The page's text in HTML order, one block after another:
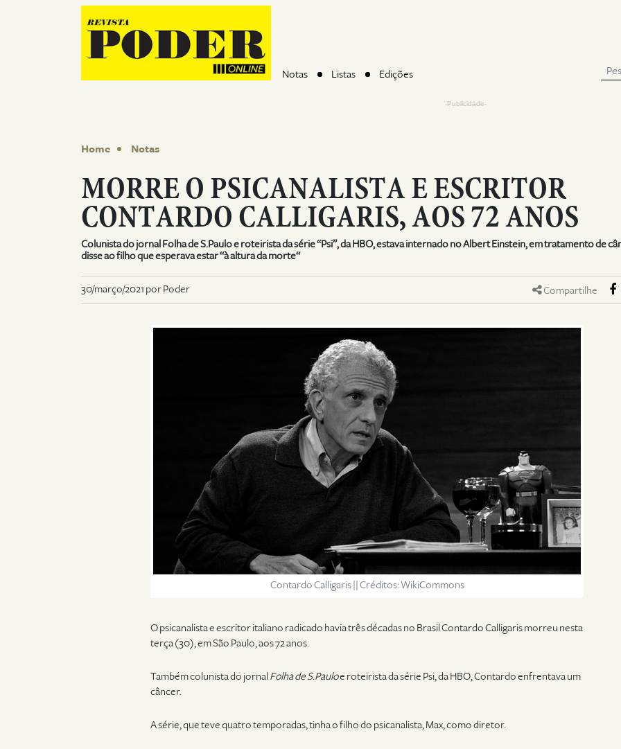
Notas Listas Edições
-Publicidade-
Home Notas
MORRE O PSICANALISTA E ESCRITOR
CONTARDO CALLIGARIS, AOS 72 ANOS
Colunista do jornal Folha de S.Paulo e roteirista da série “Psi”, da HBO, estava internado no Albert Einstein, em tratamento de
disse ao filho que esperava estar “à altura da morte“
30/março/2021 por Poder Compartilhe
Contardo Calligaris || Créditos: WikiCommons
O psicanalista e escritor italiano radicado havia três décadas no Brasil Contardo Calligaris morreu nesta
terça (30), em São Paulo, aos 72 anos.
Também colunista do jornal Folha de S.Pauloe roteirista da série Psi, da HBO, Contardo enfrentava um
câncer.
A série, que teve quatro temporadas, tinha o filho do psicanalista, Max, como diretor.